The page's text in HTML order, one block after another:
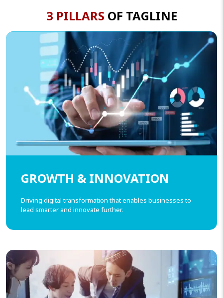
3 PILLARS OF TAGLINE
GROWTH & INNOVATION
Driving digital transformation that enables businesses to
lead smarter and innovate further.